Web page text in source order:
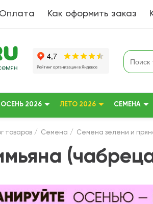
Оплата Как оформить заказ
ОСЕНЬ 2026 ЛЕТО 2026 СЕМЕНА
товаров Семена Семена зелени и